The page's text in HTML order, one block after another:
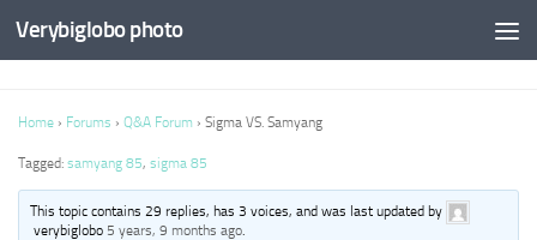
Verybiglobo photo
Home › Forums › Q&A Forum › Sigma VS. Samyang
Tagged: samyang 85, sigma 85
This topic contains 29 replies, has 3 voices, and was last updated by
verybiglobo 5 years, 9 months ago.